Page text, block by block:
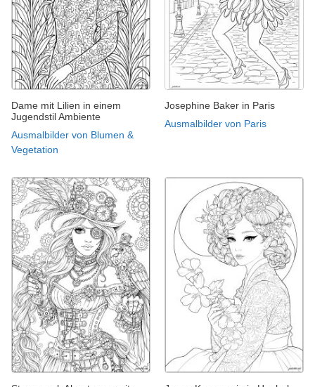
Dame mit Lilien in einem
Jugendstil Ambiente
Ausmalbilder von Blumen &
Vegetation
Josephine Baker in Paris
Ausmalbilder von Paris